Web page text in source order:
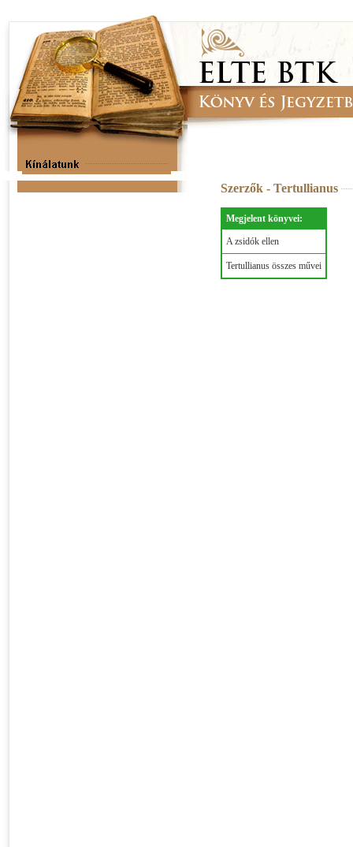
Szerzők - Tertullianus
Megjelent könyvei:
A zsidók ellen
Tertullianus összes művei